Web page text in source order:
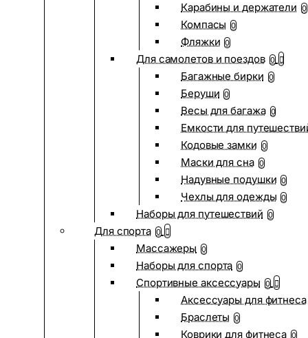
Карабины и держатели 0
Компасы 0
Фляжки 0
Для самолетов и поездов 0
Багажные бирки 0
Беруши 0
Весы для багажа 0
Емкости для
Кодовые замки 0
Маски для сна 0
Надувные подушки 0
Чехлы для одежды 0
Наборы для путешествий 0
Для спорта 0
Массажеры 0
Наборы для спорта 0
Спортивные аксессуары 0
Аксессуары для фитнеса
Браслеты 0
Коврики для фитнеса 0